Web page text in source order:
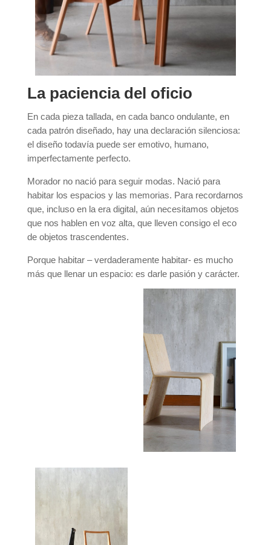
La paciencia del oficio
En cada pieza tallada, en cada banco ondulante, en
cada patrón diseñado, hay una declaración silenciosa:
el diseño todavía puede ser emotivo, humano,
imperfectamente perfecto.
Morador no nació para seguir modas. Nació para
habitar los espacios y las memorias. Para recordarnos
que, incluso en la era digital, aún necesitamos objetos
que nos hablen en voz alta, que lleven consigo el eco
de objetos trascendentes.
Porque habitar – verdaderamente habitar- es mucho
más que llenar un espacio: es darle pasión y carácter.